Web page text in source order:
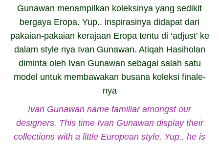
Gunawan menampilkan koleksinya yang sedikit
bergaya Eropa. Yup.. inspirasinya didapat dari
pakaian-pakaian kerajaan Eropa tentu di ‘adjust’ ke
dalam style nya Ivan Gunawan. Atiqah Hasiholan
diminta oleh Ivan Gunawan sebagai salah satu
model untuk membawakan busana koleksi finale-
nya
Ivan Gunawan name familiar amongst our
designers. This time Ivan Gunawan display their
collections with a little European style. Yup.. he is